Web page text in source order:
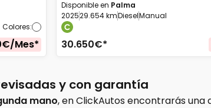
Colores:
€/Mes*
Disponible en Palma
202529.654 kmDieselManual
30.650€*
y con garantía
mano, en ClickAutos encontrarás una